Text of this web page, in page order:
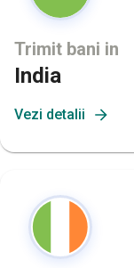
Trimit bani in
India
Vezi detalii